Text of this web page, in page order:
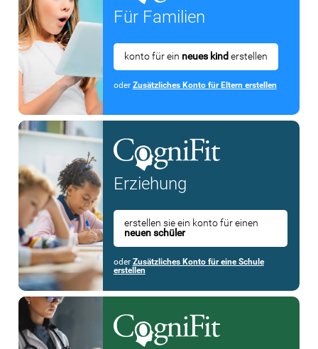
Für Familien
konto für ein neues kind erstellen
oder Zusätzliches Konto für Eltern erstellen
Erziehung
erstellen sie ein konto für einen
neuen schüler
oder Zusätzliches Konto für eine Schule
erstellen